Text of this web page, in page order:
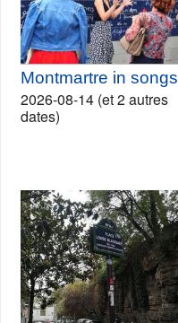
Montmartre in songs
2026-08-14 (et 2 autres
dates)